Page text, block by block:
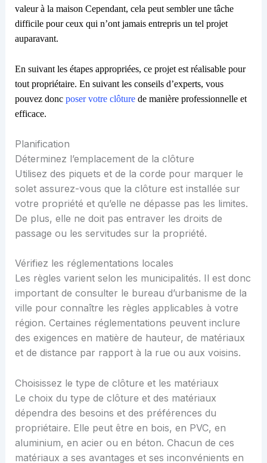
valeur à la maison Cependant, cela peut sembler une tâche
difficile pour ceux qui n’ont jamais entrepris un tel projet
auparavant.
En suivant les étapes appropriées, ce projet est réalisable pour
tout propriétaire. En suivant les conseils d’experts, vous
pouvez donc poservotreclôturede manière professionnelle et
efficace.
Planification
Déterminez l’emplacement de la clôture
Utilisez des piquets et de la corde pour marquer le
solet assurez-vous que la clôture est installée sur
votre propriété et qu’elle ne dépasse pas les limites.
De plus, elle ne doit pas entraver les droits de
passage ou les servitudes sur la propriété.
Vérifiez les réglementations locales
Les règles varient selon les municipalités. Il est donc
important de consulter le bureau d’urbanisme de la
ville pour connaître les règles applicables à votre
région. Certaines réglementations peuvent inclure
des exigences en matière de hauteur, de matériaux
et de distance par rapport à la rue ou aux voisins.
Choisissez le type de clôture et les matériaux
Le choix du type de clôture et des matériaux
dépendra des besoins et des préférences du
propriétaire. Elle peut être en bois, en PVC, en
aluminium, en acier ou en béton. Chacun de ces
matériaux a ses avantages et ses inconvénients en